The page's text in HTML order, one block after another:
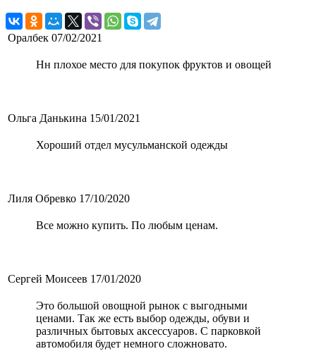
Оралбек 07/02/2021
Нн плохое место для покупок фруктов и овощей
Ольга Данькина 15/01/2021
Хороший отдел мусульманской одежды
Лиля Обревко 17/10/2020
Все можно купить. По любым ценам.
Сергей Моисеев 17/01/2020
Это большой овощной рынок с выгодными
ценами. Так же есть выбор одежды, обуви и
различных бытовых аксессуаров. С парковкой
автомобиля будет немного сложновато.